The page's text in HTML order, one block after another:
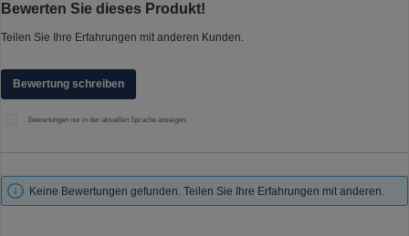
Durchschnittliche Bewertung von 0 von 5 Sternen
Bewerten Sie dieses Produkt!
Teilen Sie Ihre Erfahrungen mit anderen Kunden.
Bewertung schreiben
Bewertungen nur in der aktuellen Sprache anzeigen.
Keine Bewertungen gefunden. Teilen Sie Ihre Erfahrungen mit anderen.